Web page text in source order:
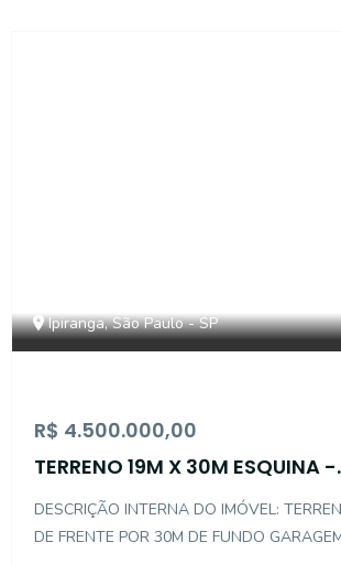
Ipiranga, São Paulo - SP
R$ 4.500.000,00
TERRENO 19M X 30M ESQUINA -
DESCRIÇÃO INTERNA DO IMÓVEL: TERRENO 19M
DE FRENTE POR 30M DE FUNDO